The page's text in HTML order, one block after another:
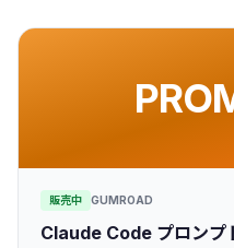
販売中 GUMROAD
Claude Code プロンプ